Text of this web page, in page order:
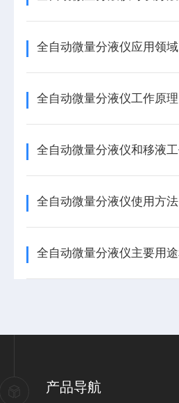
全自动微量分液仪应用领域
全自动微量分液仪工作原理
全自动微量分液仪使用方法
产品导航